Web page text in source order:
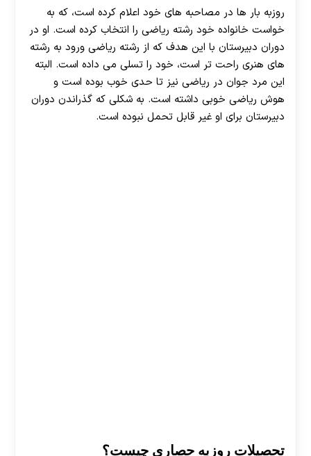
روزبه بار ها در مصاحبه های خود اعلام کرده است، که به
خواست خانواده خود رشته ریاضی را انتخاب کرده است. او در
دوران دبیرستان با این هدف که از رشته ریاضی ورود به رشته
های هنری راحت تر است، خود را تسلی می داده است. البته
این مرد جوان در ریاضی نیز تا حدی خوب بوده است و
هوش ریاضی خوبی داشته است. به شکلی که گذراندن دوران
دبیرستان برای او غیر قابل تحمل نبوده است.
تحصیلات روزبه حصاری چیست؟